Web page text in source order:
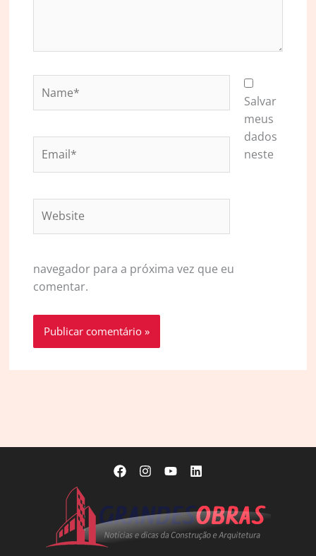
Salvar
meus
dados
neste
navegador para a próxima vez que eu
comentar.